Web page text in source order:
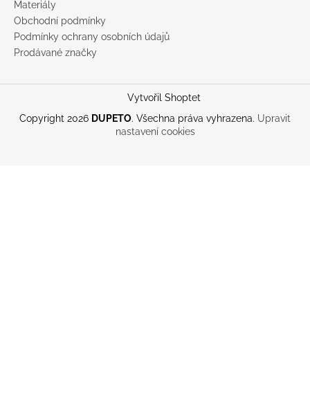
Materiály
Obchodní podmínky
Podmínky ochrany osobních údajů
Prodávané značky
Vytvořil Shoptet
Copyright 2026 DUPETO. Všechna práva vyhrazena. Upravit
nastavení cookies